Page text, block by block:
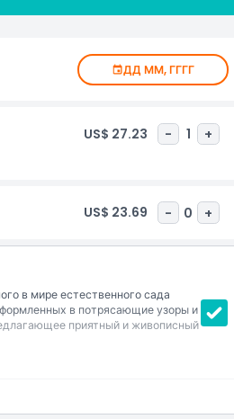
ДД ММ, ГГГГ
US$ 27.23 - 1 +
US$ 23.69 - 0 +
в мире естественного сада
в потрясающие узоры и
приятный и живописный
на площади 72 000 квадратных